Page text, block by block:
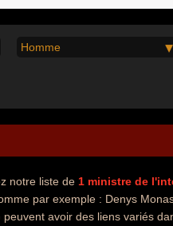
Homme
notre liste de 1 ministre de
par exemple : Denys
peuvent avoir des liens variés